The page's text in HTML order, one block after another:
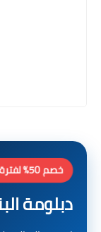
خصم 50% لفترة محدودة
دبلومة